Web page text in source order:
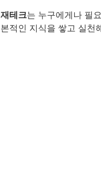
재테크는 누구에게나 필
본적인 지식을 쌓고 실천